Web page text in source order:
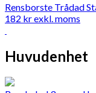
Rensborste Trådad
182 krexkl. moms
Huvudenhet